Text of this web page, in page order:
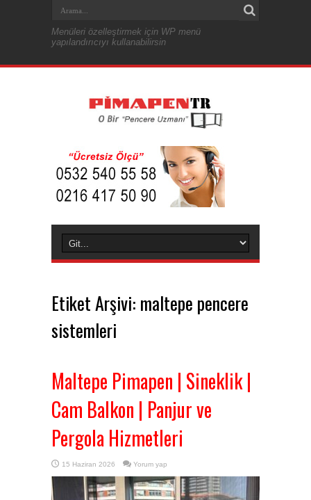
Menüleri özelleştirmek için WP menü
yapılandırıcıyı kullanabilirsin
Etiket Arşivi: maltepe pencere
sistemleri
Maltepe Pimapen | Sineklik |
Cam Balkon | Panjur ve
Pergola Hizmetleri
15 Haziran 2026 Yorum yap